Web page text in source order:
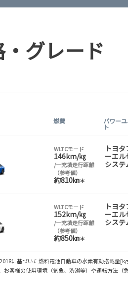
グレード
燃費 パワー
ト
WLTCモード
146km/㎏
/一充填走行距離
（参考値）
約810㎞＊
トヨタ
ーエル
システ
WLTCモード
152km/㎏
/一充填走行距離
（参考値）
約850㎞＊
トヨタ
ーエル
システ
2018に基づいた燃料電池自動車の水素有効搭載
お客様の使用環境（気象、渋滞等）や運転方法